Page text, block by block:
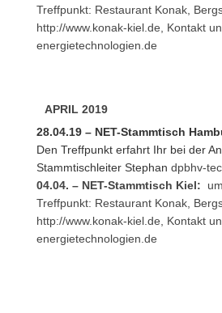
Treffpunkt: Restaurant Konak,
http://www.konak-kiel.de , Kontakt
energietechnologien.de
APRIL 2019
28.04.19 – NET-Stammtisch
Den Treffpunkt erfahrt Ihr bei der
Stammtischleiter Stephan dpbhv-
04.04. – NET-Stammtisch Kiel:
Treffpunkt: Restaurant Konak,
http://www.konak-kiel.de , Kontakt
energietechnologien.de